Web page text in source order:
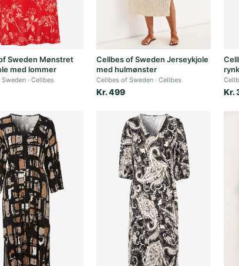
Sweden Mønstret
med lommer
Cellbes
Cellbes of Sweden Jerseykjole
med hulmønster
Cellbes of Sweden Cellbes
Kr. 499 Kr.